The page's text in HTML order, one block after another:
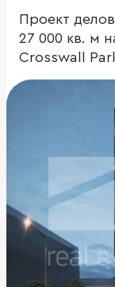
Проект
27 000 кв. м
Crosswall